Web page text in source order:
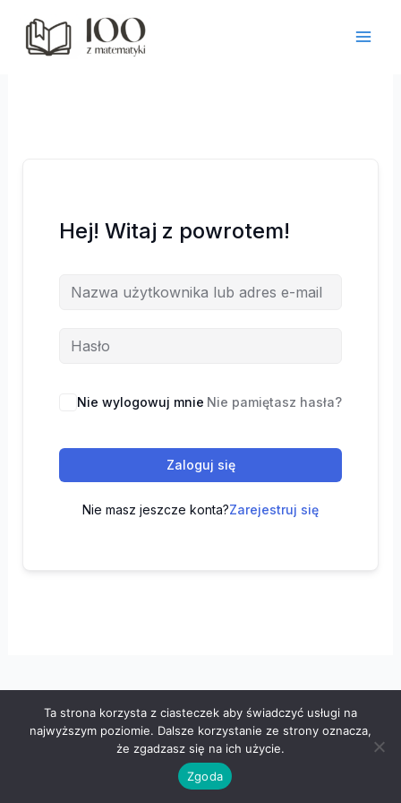
treści
Hej! Witaj z powrotem!
Nie wylogowuj mnie Nie pamiętasz hasła?
Zaloguj się
Nie masz jeszcze konta?Zarejestruj się
Wszelkie prawa zastrzeżone © 2026 "100 z matematyki" -
Polityka prywatności- Regulamin
Ta strona korzysta z ciasteczek aby świadczyć usługi na
najwyższym poziomie. Dalsze korzystanie ze strony oznacza,
że zgadzasz się na ich użycie.
Zgoda